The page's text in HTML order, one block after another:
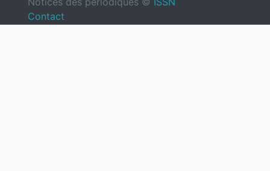
Contact